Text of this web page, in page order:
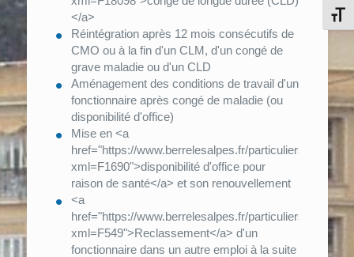
</a>
Réintégration après 12 mois consécutifs de
CMO ou à la fin d'un CLM, d'un congé de
grave maladie ou d'un CLD
Aménagement des conditions de travail d'un
fonctionnaire après congé de maladie (ou
disponibilité d'office)
Mise en <a
href="https://www.berrelesalpes.fr/particuliers/?
xml=F1690">disponibilité d'office pour
raison de santé</a> et son renouvellement
<a
href="https://www.berrelesalpes.fr/particuliers/?
xml=F549">Reclassement</a> d'un
fonctionnaire dans un autre emploi à la suite